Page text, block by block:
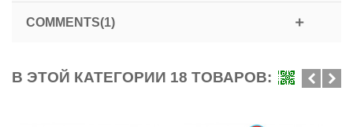
COMMENTS(1)
В ЭТОЙ КАТЕГОРИИ 18 ТОВАРОВ: